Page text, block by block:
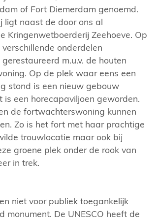
of Fort Diemerdam genoemd.
ligt naast de door ons al
Kringenwetboerderij Zeehoeve. Op
onderdelen
m.u.v. de houten
Op de plek waar eens een
stond is een nieuw gebouw
is een horecapaviljoen geworden.
de fortwachterswoning kunnen
Zo is het fort met haar prachtige
trouwlocatie maar ook bij
groene plek onder de rook van
in trek.
niet voor publiek toegankelijk
monument. De UNESCO heeft de